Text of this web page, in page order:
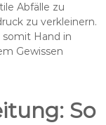
Abfälle zu
zu verkleinern.
Hand in
Gewissen
So